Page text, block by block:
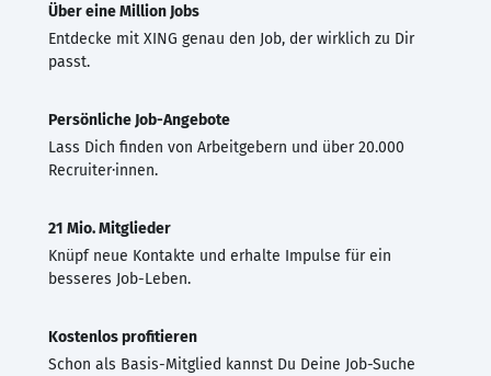
Über eine Million Jobs
Entdecke mit XING genau den Job, der wirklich zu Dir
passt.
Persönliche Job-Angebote
Lass Dich finden von Arbeitgebern und über 20.000
Recruiter·innen.
21 Mio. Mitglieder
Knüpf neue Kontakte und erhalte Impulse für ein
besseres Job-Leben.
Kostenlos profitieren
Schon als Basis-Mitglied kannst Du Deine Job-Suche